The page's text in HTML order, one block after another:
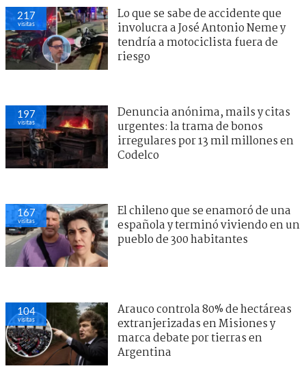
217
visitas
Lo que se sabe de accidente que
involucra a José Antonio Neme y
tendría a motociclista fuera de
riesgo
197
visitas
Denuncia anónima, mails y citas
urgentes: la trama de bonos
irregulares por 13 mil millones en
Codelco
167
visitas
El chileno que se enamoró de una
española y terminó viviendo en un
pueblo de 300 habitantes
104
visitas
Arauco controla 80% de hectáreas
extranjerizadas en Misiones y
marca debate por tierras en
Argentina